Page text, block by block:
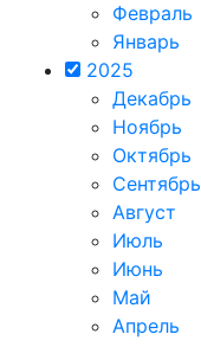
Февраль
Январь
2025
Декабрь
Ноябрь
Октябрь
Сентябрь
Август
Июль
Июнь
Май
Апрель